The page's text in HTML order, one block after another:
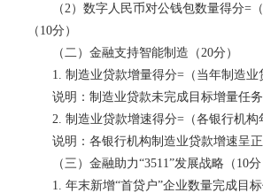
（2）数字人民币对公钱包数量得分
（10分）
（二）金融支持智能制造（20分）
1. 制造业贷款增量得分=（当年制造
说明：制造业贷款未完成目标增量任
2. 制造业贷款增速得分=（各银行机
说明：各银行机构制造业贷款增速呈
（三）金融助力“3511”发展战略（10
1. 年末新增“首贷户”企业数量完成目